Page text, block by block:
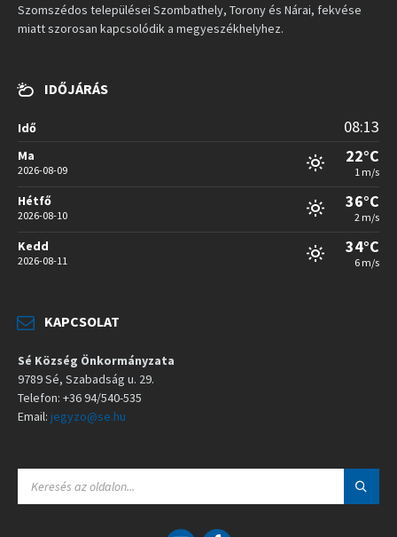
Szomszédos települései Szombathely, Torony és Nárai, fekvése
miatt szorosan kapcsolódik a megyeszékhelyhez.
IDŐJÁRÁS
Idő 08:13
Ma
2026-08-09
22°C
1 m/s
Hétfő
2026-08-10
36°C
2 m/s
Kedd
2026-08-11
34°C
6 m/s
KAPCSOLAT
Sé Község Önkormányzata
9789 Sé, Szabadság u. 29.
Telefon: +36 94/540-535
Email: jegyzo@se.hu
A